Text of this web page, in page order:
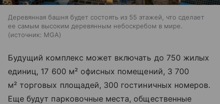
Деревянная башня будет состоять из 55 этажей, что сделает
ее самым высоким деревянным небоскребом в мире.
источник: MGA
Будущий комплекс может включать до 750 жилых
единиц, 17 600 м² офисных помещений, 3 700
м² торговых площадей, 300 гостиничных номеров.
Еще будут парковочные места, общественные